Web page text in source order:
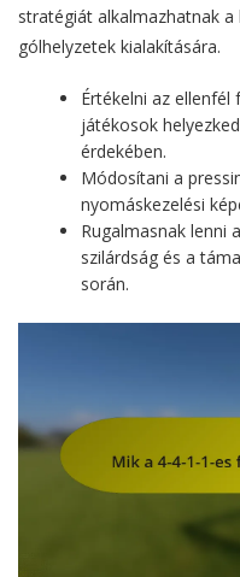
stratégiát alkalmazhatnak
gólhelyzetek kialakítására.
Értékelni az
játékosok
érdekében.
Módosítani a
nyomáskezelési
Rugalmasnak lenni
szilárdság és a
során.